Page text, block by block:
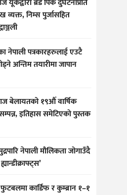
यूकेद्वारा ब्रड पिक दुर्घटनाप्रति
व्यक्त, निम्स पुर्जासहित
नेपाली पत्रकारहरुलाई एउटै
अन्तिम तयारीमा जापान
बेलायतको १९औँ वार्षिक
इतिहास समेटिएको पुस्तक
नेपाली मौलिकता जोगाउँदै
फुटबलमा कार्डिफ र कुम्ब्रान १–१